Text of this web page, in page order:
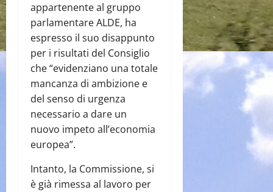
appartenente al gruppo
parlamentare ALDE, ha
espresso il suo disappunto
per i risultati del Consiglio
che “evidenziano una totale
mancanza di ambizione e
del senso di urgenza
necessario a dare un
nuovo impeto all’economia
europea”.
Intanto, la Commissione, si
è già rimessa al lavoro per